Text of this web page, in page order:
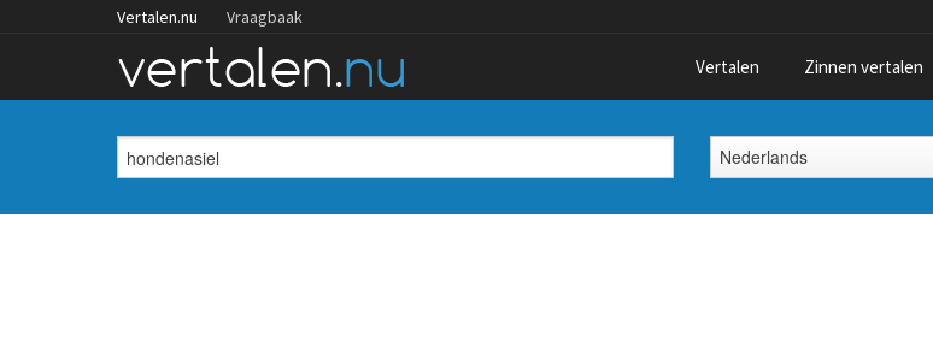
Vertalen.nu Vraagbaak
Vertalen Zinnen vertalen
Nederlands